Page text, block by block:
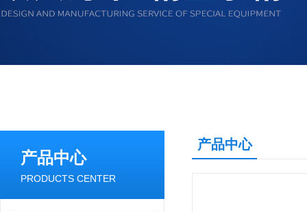
产品中心
PRODUCTS CENTER
产品中心